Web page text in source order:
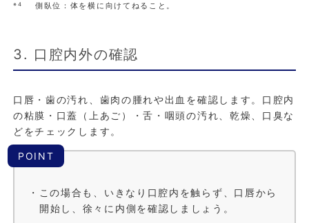
※4 側臥位：体を横に向けてねること。
3. 口腔内外の確認
口唇・歯の汚れ、歯肉の腫れや出血を確認します。口腔内
の粘膜・口蓋（上あご）・舌・咽頭の汚れ、乾燥、口臭な
どをチェックします。
POINT
・この場合も、いきなり口腔内を触らず、口唇から
開始し、徐々に内側を確認しましょう。